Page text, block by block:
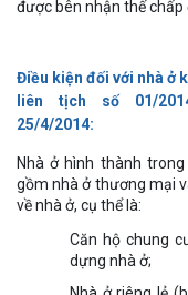
được bên nhận thế chấp
Điều kiện đối với nhà ở
liên tịch số 01/
25/4/2014:
Nhà ở hình thành
gồm nhà ở thương mại
về nhà ở, cụ thể là:
Căn hộ chung
dựng nhà ở;